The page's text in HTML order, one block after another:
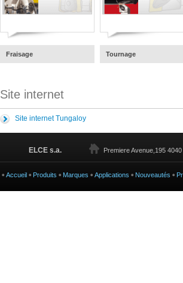
Fraisage Tournage
Site internet
Site internet Tungaloy
ELCE s.a. Premiere Avenue,195
Accueil Produits Marques Applications Nouveautés